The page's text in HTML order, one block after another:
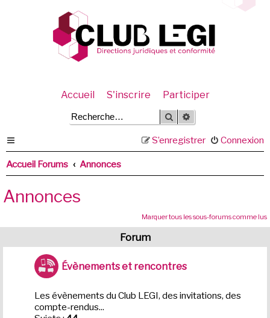
Accueil S'inscrire Participer
Rechercher
Connexion
S’enregistrer
Accueil Forums Annonces
Annonces
Marquer tous les sous-forums comme lus
Forum
Évènements et rencontres
Les évènements du Club LEGI, des invitations, des
compte-rendus...